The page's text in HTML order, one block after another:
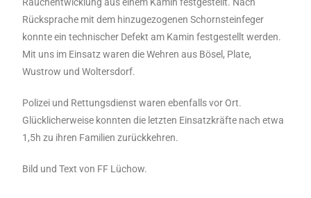
Rücksprache mit dem hinzugezogenen Schornsteinfeger
konnte ein technischer Defekt am Kamin festgestellt werden.
Mit uns im Einsatz waren die Wehren aus Bösel, Plate,
Wustrow und Woltersdorf.
Polizei und Rettungsdienst waren ebenfalls vor Ort.
Glücklicherweise konnten die letzten Einsatzkräfte nach etwa
1,5h zu ihren Familien zurückkehren.
Bild und Text von FF Lüchow.